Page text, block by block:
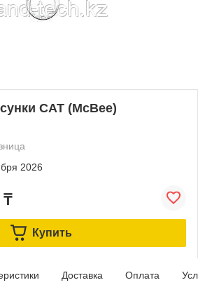
CAT (McBee)
2026
₸
Купить
Доставка Оплата